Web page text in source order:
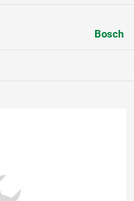
Bosch